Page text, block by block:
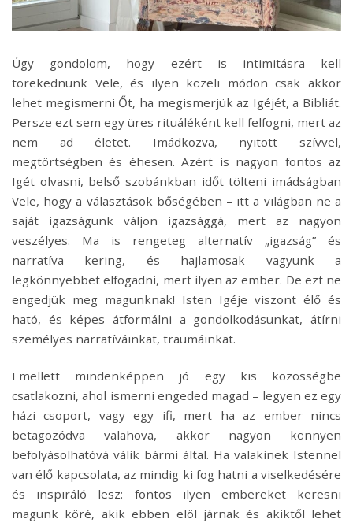
Úgy gondolom, hogy ezért is intimitásra kell
törekednünk Vele, és ilyen közeli módon csak akkor
lehet megismerni Őt, ha megismerjük az Igéjét, a Bibliát.
Persze ezt sem egy üres rituáléként kell felfogni, mert az
nem ad életet. Imádkozva, nyitott szívvel,
megtörtségben és éhesen. Azért is nagyon fontos az
Igét olvasni, belső szobánkban időt tölteni imádságban
Vele, hogy a választások bőségében – itt a világban ne a
saját igazságunk váljon igazsággá, mert az nagyon
veszélyes. Ma is rengeteg alternatív „igazság” és
narratíva kering, és hajlamosak vagyunk a
legkönnyebbet elfogadni, mert ilyen az ember. De ezt ne
engedjük meg magunknak! Isten Igéje viszont élő és
ható, és képes átformálni a gondolkodásunkat, átírni
személyes narratíváinkat, traumáinkat.
Emellett mindenképpen jó egy kis közösségbe
csatlakozni, ahol ismerni engeded magad – legyen ez egy
házi csoport, vagy egy ifi, mert ha az ember nincs
betagozódva valahova, akkor nagyon könnyen
befolyásolhatóvá válik bármi által. Ha valakinek Istennel
van élő kapcsolata, az mindig ki fog hatni a viselkedésére
és inspiráló lesz: fontos ilyen embereket keresni
magunk köré, akik ebben elöl járnak és akiktől lehet